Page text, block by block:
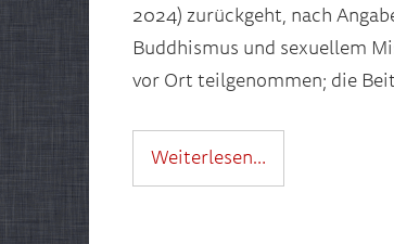
2024) zurückgeht, nach
Buddhismus und sexuellem
vor Ort teilgenommen; die
Weiterlesen…